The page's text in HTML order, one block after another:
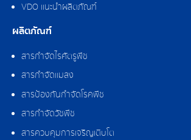
VDO แนะนำผลิตภัณฑ์
ผลิตภัณฑ์
สารกำจัดไรศัตรูพืช
สารกำจัดแมลง
สารป้องกันกำจัดโรคพืช
สารกำจัดวัชพืช
สารควบคุมการเจริญเติบโต